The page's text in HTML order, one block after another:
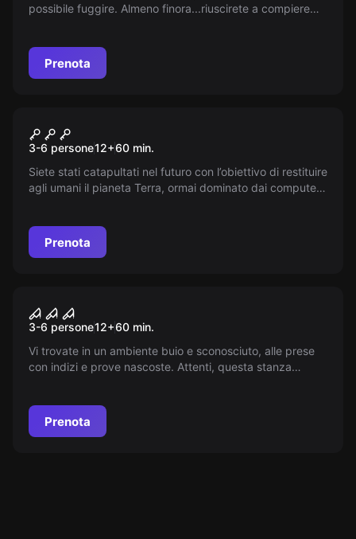
possibile fuggire. Almeno finora...riuscirete a compiere
Prenota
The Cube
3-6 persone12+60 min.
Siete stati catapultati nel futuro con l’obiettivo di restituire
agli umani il pianeta Terra, ormai dominato dai computer.
Prenota
Saw
3-6 persone12+60 min.
Vi trovate in un ambiente buio e sconosciuto, alle prese
con indizi e prove nascoste. Attenti, questa stanza
Prenota